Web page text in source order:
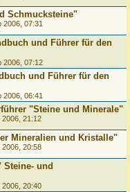
Schmucksteine"
2006, 07:31
und Führer für den
2006, 07:12
und Führer für den
2006, 06:41
"Steine und Minerale"
2006, 21:12
Mineralien und Kristalle"
2006, 20:58
Steine- und
2006, 20:40